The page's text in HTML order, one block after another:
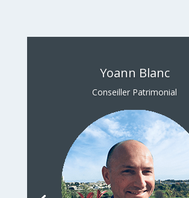
Yoann Blanc
Conseiller Patrimonial